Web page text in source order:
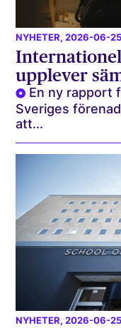
NYHETER, 2026-06-25
upplever
En ny rapport
Sveriges
att...
NYHETER, 2026-06-25